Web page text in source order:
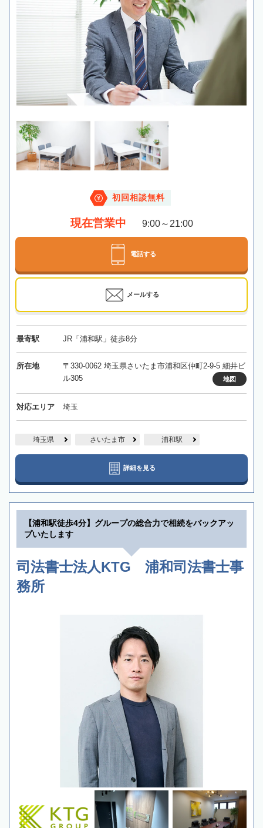
初回相談無料
現在営業中 9:00～21:00
電話する
メールする
最寄駅 JR「浦和駅」徒歩8分
所在地
〒330-0062 埼玉県さいたま市浦和区仲町2-9-5 細井ビ
ル305
地図
対応エリア 埼玉
埼玉県 さいたま市 浦和駅
詳細を見る
【浦和駅徒歩4分】グループの総合力で相続をバックアッ
プいたします
司法書士法人KTG 浦和司法書士事
務所